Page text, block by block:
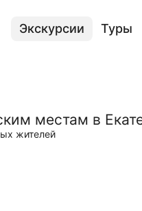
Экскурсии Туры
местам в
жителей